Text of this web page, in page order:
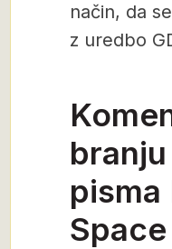
način, da
z uredbo
pisma
Space